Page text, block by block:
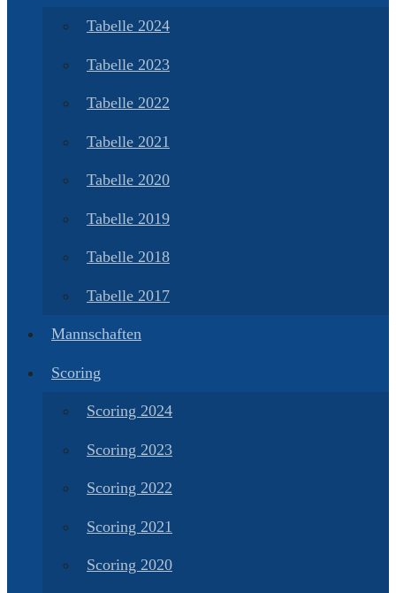
Tabelle 2024
Tabelle 2023
Tabelle 2022
Tabelle 2021
Tabelle 2020
Tabelle 2019
Tabelle 2018
Tabelle 2017
Mannschaften
Scoring
Scoring 2024
Scoring 2023
Scoring 2022
Scoring 2021
Scoring 2020